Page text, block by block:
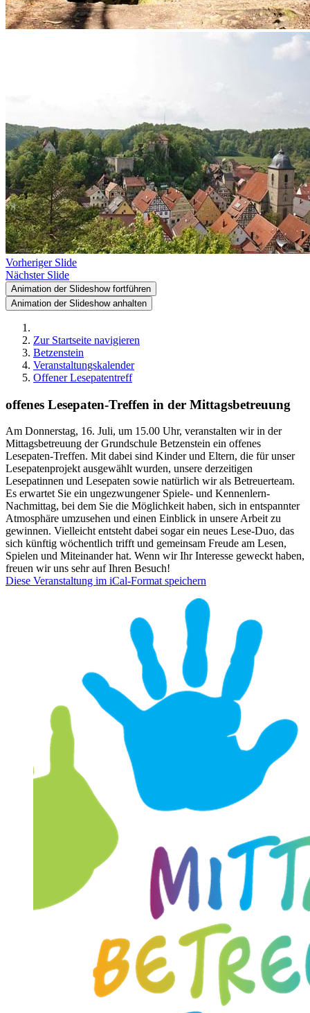
Vorheriger Slide
Nächster Slide
Animation der Slideshow fortführen
Animation der Slideshow anhalten
Zur Startseite navigieren
Betzenstein
Veranstaltungskalender
Offener Lesepatentreff
offenes Lesepaten-Treffen in der Mittagsbetreuung
Am Donnerstag, 16. Juli, um 15.00 Uhr, veranstalten wir in der
Mittagsbetreuung der Grundschule Betzenstein ein offenes
Lesepaten-Treffen. Mit dabei sind Kinder und Eltern, die für unser
Lesepatenprojekt ausgewählt wurden, unsere derzeitigen
Lesepatinnen und Lesepaten sowie natürlich wir als Betreuerteam.
Es erwartet Sie ein ungezwungener Spiele- und Kennenlern-
Nachmittag, bei dem Sie die Möglichkeit haben, sich in entspannter
Atmosphäre umzusehen und einen Einblick in unsere Arbeit zu
gewinnen. Vielleicht entsteht dabei sogar ein neues Lese-Duo, das
sich künftig wöchentlich trifft und gemeinsam Freude am Lesen,
Spielen und Miteinander hat. Wenn wir Ihr Interesse geweckt haben,
freuen wir uns sehr auf Ihren Besuch!
Diese Veranstaltung im iCal-Format speichern